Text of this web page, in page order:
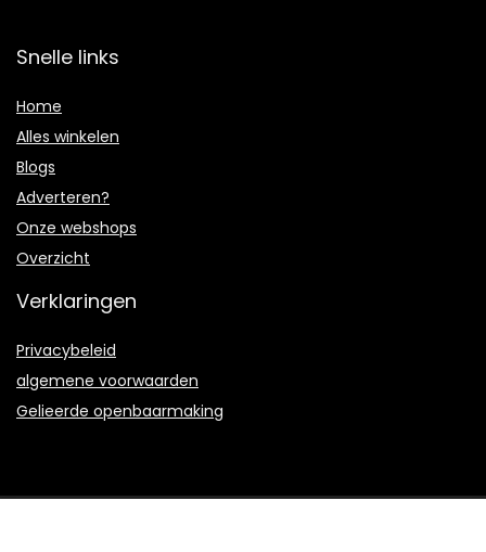
Snelle links
Home
Alles winkelen
Blogs
Adverteren?
Onze webshops
Overzicht
Verklaringen
Privacybeleid
algemene voorwaarden
Gelieerde openbaarmaking